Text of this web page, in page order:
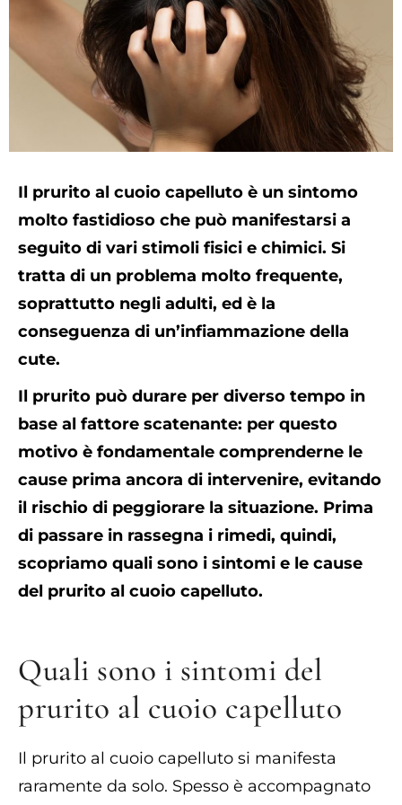
Il prurito al cuoio capelluto è un sintomo
molto fastidioso che può manifestarsi a
seguito di vari stimoli fisici e chimici. Si
tratta di un problema molto frequente,
soprattutto negli adulti, ed è la
conseguenza di un’infiammazione della
cute.
Il prurito può durare per diverso tempo in
base al fattore scatenante: per questo
motivo è fondamentale comprenderne le
cause prima ancora di intervenire, evitando
il rischio di peggiorare la situazione. Prima
di passare in rassegna i rimedi, quindi,
scopriamo quali sono i sintomi e le cause
del prurito al cuoio capelluto.
Quali sono i sintomi del
prurito al cuoio capelluto
Il prurito al cuoio capelluto si manifesta
raramente da solo. Spesso è accompagnato